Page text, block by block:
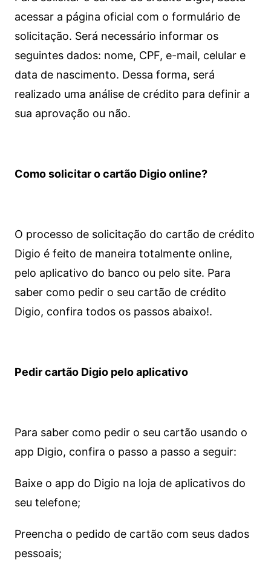
acessar a página oficial com o formulário de
solicitação. Será necessário informar os
seguintes dados: nome, CPF, e-mail, celular e
data de nascimento. Dessa forma, será
realizado uma análise de crédito para definir a
sua aprovação ou não.
Como solicitar o cartão Digio online?
O processo de solicitação do cartão de crédito
Digio é feito de maneira totalmente online,
pelo aplicativo do banco ou pelo site. Para
saber como pedir o seu cartão de crédito
Digio, confira todos os passos abaixo!.
Pedir cartão Digio pelo aplicativo
Para saber como pedir o seu cartão usando o
app Digio, confira o passo a passo a seguir:
Baixe o app do Digio na loja de aplicativos do
seu telefone;
Preencha o pedido de cartão com seus dados
pessoais;